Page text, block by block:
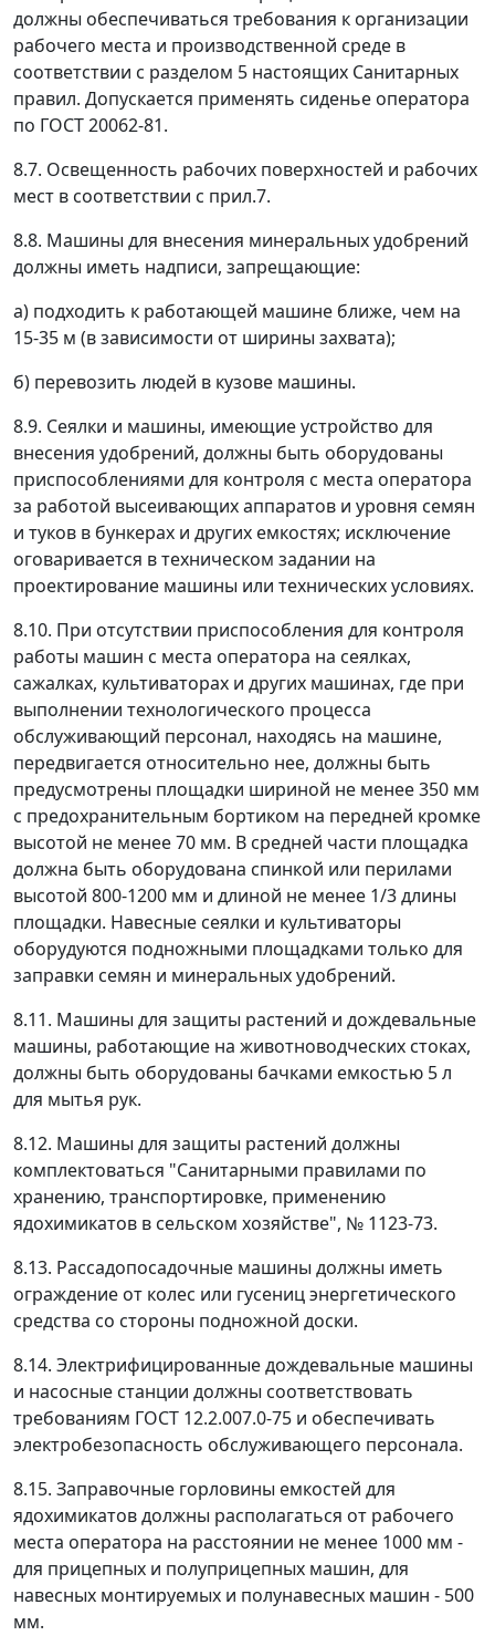
должны обеспечиваться требования к организации
рабочего места и производственной среде в
соответствии с разделом 5 настоящих Санитарных
правил. Допускается применять сиденье оператора
по ГОСТ 20062-81.
8.7. Освещенность рабочих поверхностей и рабочих
мест в соответствии с прил.7.
8.8. Машины для внесения минеральных удобрений
должны иметь надписи, запрещающие:
а) подходить к работающей машине ближе, чем на
15-35 м (в зависимости от ширины захвата);
б) перевозить людей в кузове машины.
8.9. Сеялки и машины, имеющие устройство для
внесения удобрений, должны быть оборудованы
приспособлениями для контроля с места оператора
за работой высеивающих аппаратов и уровня семян
и туков в бункерах и других емкостях; исключение
оговаривается в техническом задании на
проектирование машины или технических условиях.
8.10. При отсутствии приспособления для контроля
работы машин с места оператора на сеялках,
сажалках, культиваторах и других машинах, где при
выполнении технологического процесса
обслуживающий персонал, находясь на машине,
передвигается относительно нее, должны быть
предусмотрены площадки шириной не менее 350 мм
с предохранительным бортиком на передней кромке
высотой не менее 70 мм. В средней части площадка
должна быть оборудована спинкой или перилами
высотой 800-1200 мм и длиной не менее 1/3 длины
площадки. Навесные сеялки и культиваторы
оборудуются подножными площадками только для
заправки семян и минеральных удобрений.
8.11. Машины для защиты растений и дождевальные
машины, работающие на животноводческих стоках,
должны быть оборудованы бачками емкостью 5 л
для мытья рук.
8.12. Машины для защиты растений должны
комплектоваться "Санитарными правилами по
хранению, транспортировке, применению
ядохимикатов в сельском хозяйстве", № 1123-73.
8.13. Рассадопосадочные машины должны иметь
ограждение от колес или гусениц энергетического
средства со стороны подножной доски.
8.14. Электрифицированные дождевальные машины
и насосные станции должны соответствовать
требованиям ГОСТ 12.2.007.0-75 и обеспечивать
электробезопасность обслуживающего персонала.
8.15. Заправочные горловины емкостей для
ядохимикатов должны располагаться от рабочего
места оператора на расстоянии не менее 1000 мм -
для прицепных и полуприцепных машин, для
навесных монтируемых и полунавесных машин - 500
мм.